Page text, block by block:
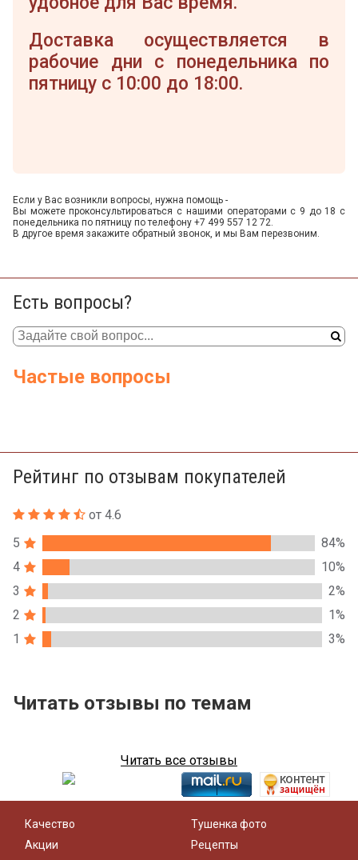
Доставка осуществляется в
рабочие дни с понедельника по
пятницу с 10:00 до 18:00.
Если у Вас возникли вопросы, нужна помощь -
Вы можете проконсультироваться с нашими операторами с 9 до 18 с
понедельника по пятницу по телефону +7 499 557 12 72.
В другое время закажите обратный звонок, и мы Вам перезвоним.
Есть вопросы?
Частые вопросы
Рейтинг по отзывам покупателей
от 4.6
5
84%
4
10%
3
2%
2
1%
1
3%
Читать отзывы по темам
Читать все отзывы
Качество
Акции
Тушенка фото
Рецепты